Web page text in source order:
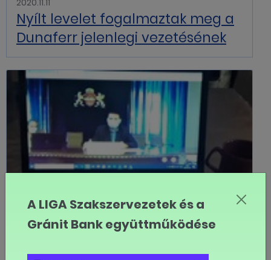
2020.11.11
Nyílt levelet fogalmaztak meg a
Dunaferr jelenlegi vezetésének
A LIGA Szakszervezetek és a
Gránit Bank együttműködése